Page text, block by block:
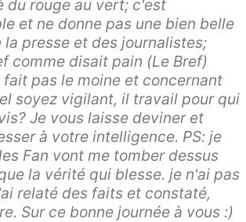
du rouge au vert; c'est
et ne donne pas une bien belle
la presse et des journalistes;
comme disait pain (Le Bref)
pas le moine et concernant
soyez vigilant, il travail pour qui
Je vous laisse deviner et
à votre intelligence. PS: je
Fan vont me tomber dessus
la vérité qui blesse. je n'ai pas
relaté des faits et constaté,
Sur ce bonne journée à vous :)